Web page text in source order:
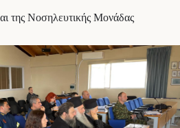
της Νοσηλευτικής Μονάδας